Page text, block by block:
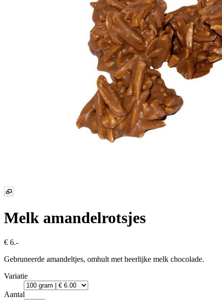
Melk amandelrotsjes
€ 6.-
Gebruneerde amandeltjes, omhult met heerlijke melk chocolade.
Variatie
Aantal